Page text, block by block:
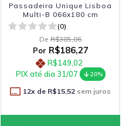
Passadeira Unique Lisboa
Multi-B 066x180 cm
(0)
De R$385,06
Por R$186,27
R$149,02
PIX até dia 31/07
20%
12x de R$15,52 sem juros